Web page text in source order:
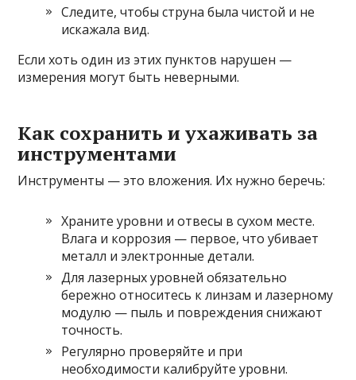
Следите, чтобы струна была чистой и не
искажала вид.
Если хоть один из этих пунктов нарушен —
измерения могут быть неверными.
Как сохранить и ухаживать за
инструментами
Инструменты — это вложения. Их нужно беречь:
Храните уровни и отвесы в сухом месте.
Влага и коррозия — первое, что убивает
металл и электронные детали.
Для лазерных уровней обязательно
бережно относитесь к линзам и лазерному
модулю — пыль и повреждения снижают
точность.
Регулярно проверяйте и при
необходимости калибруйте уровни.